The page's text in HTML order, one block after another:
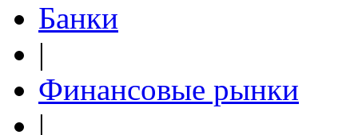
Банки
|
Финансовые рынки
|